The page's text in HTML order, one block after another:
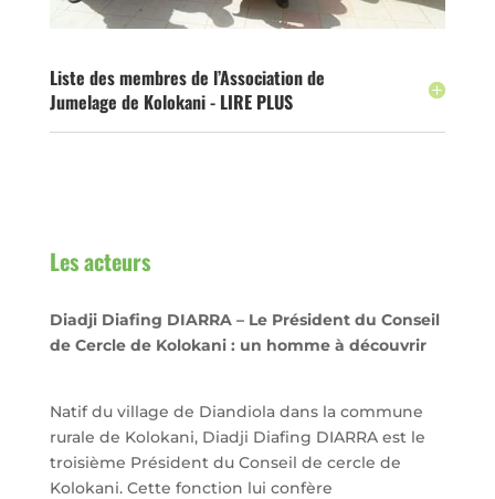
Liste des membres de l’Association de
Jumelage de Kolokani - LIRE PLUS
Les acteurs
Diadji Diafing DIARRA – Le Président du Conseil
de Cercle de Kolokani : un homme à découvrir
Natif du village de Diandiola dans la commune
rurale de Kolokani, Diadji Diafing DIARRA est le
troisième Président du Conseil de cercle de
Kolokani. Cette fonction lui confère